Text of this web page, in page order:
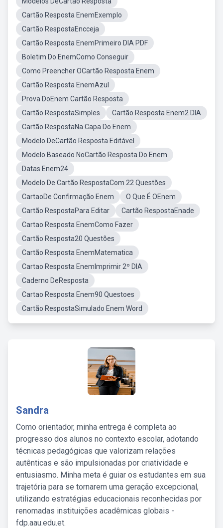
Cartão Resposta EnemExemplo
Cartão RespostaEncceja
Cartão Resposta EnemPrimeiro DIA PDF
Boletim Do EnemComo Conseguir
Como Preencher OCartão Resposta Enem
Cartão Resposta EnemAzul
Prova DoEnem Cartão Resposta
Cartão RespostaSimples
Cartão Resposta Enem2 DIA
Cartão RespostaNa Capa Do Enem
Modelo DeCartão Resposta Editável
Modelo Baseado NoCartão Resposta Do Enem
Datas Enem24
Modelo De Cartão RespostaCom 22 Questões
CartaoDe Confirmação Enem
O Que É OEnem
Cartão RespostaPara Editar
Cartão RespostaEnade
Cartao Resposta EnemComo Fazer
Cartão Resposta20 Questões
Cartão Resposta EnemMatematica
Cartao Resposta EnemImprimir 2º DIA
Caderno DeResposta
Cartao Resposta Enem90 Questoes
Cartão RespostaSimulado Enem Word
Sandra
Como orientador, minha entrega é completa ao
progresso dos alunos no contexto escolar, adotando
técnicas pedagógicas que valorizam relações
autênticas e são impulsionadas por criatividade e
entusiasmo. Minha meta é guiar os estudantes em sua
trajetória para se tornarem uma geração excepcional,
utilizando estratégias educacionais reconhecidas por
renomadas instituições acadêmicas globais -
fdp.aau.edu.et.